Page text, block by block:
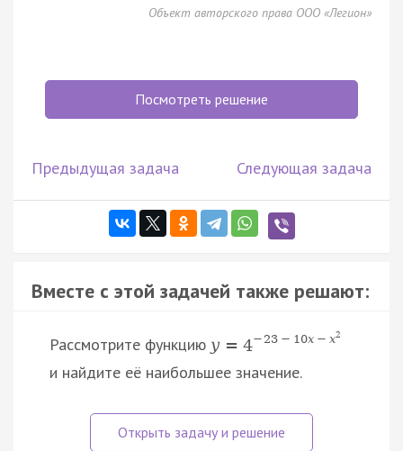
Объект авторского права ООО «Легион»
Посмотреть решение
Предыдущая задача Следующая задача
Вместе с этой задачей также решают:
Рассмотрите функцию y = 4− 23 − 10x − x2
и найдите её наибольшее значение.